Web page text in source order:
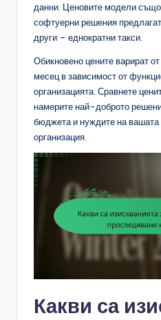
данни. Ценовите модели също
софтуерни решения
други – еднократни такси.
Обикновено цените варират
месец в зависимост от
организацията. Сравнете
намерите най-доброто
бюджета и нуждите на вашата
организация.
Какви са